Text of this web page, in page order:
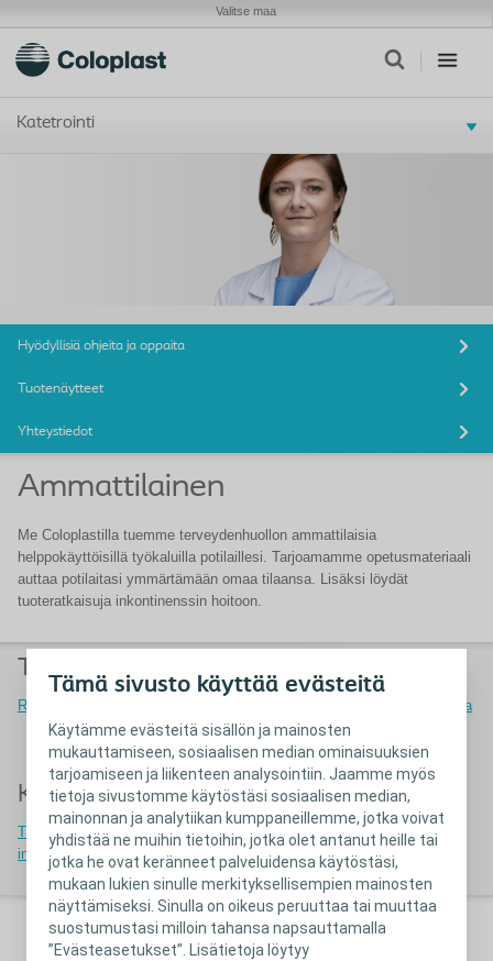
Tämä sivusto käyttää evästeitä
Käytämme evästeitä sisällön ja mainosten
mukauttamiseen, sosiaalisen median ominaisuuksien
tarjoamiseen ja liikenteen analysointiin. Jaamme myös
tietoja sivustomme käytöstäsi sosiaalisen median,
mainonnan ja analytiikan kumppaneillemme, jotka voivat
yhdistää ne muihin tietoihin, jotka olet antanut heille tai
jotka he ovat keränneet palveluidensa käytöstäsi,
mukaan lukien sinulle merkityksellisempien mainosten
näyttämiseksi. Sinulla on oikeus peruuttaa tai muuttaa
suostumustasi milloin tahansa napsauttamalla
”Evästeasetukset”. Lisätietoja löytyy
Valitse maa
Katetrointi
Hyödyllisiä ohjeita ja oppaita
Tuotenäytteet
Yhteystiedot
Ammattilainen
Me Coloplastilla tuemme terveydenhuollon ammattilaisia
helppokäyttöisillä työkaluilla potilaillesi. Tarjoamamme opetusmateriaali
auttaa potilaitasi ymmärtämään omaa tilaansa. Lisäksi löydät
tuoteratkaisuja inkontinenssin hoitoon.
Tuoteratkaisut
Ratkaisuja inkontinenssin hoitoon
Opetusmateriaali
Oppaita ja työkaluja virtsarakon ja
suolen hallintaan
Kliininen näyttö
Tutkimukset ja kliininen näyttö
inkontinenssin hoidossa